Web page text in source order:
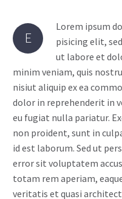
E
Lorem ipsum
pisicing elit,
ut labore et
minim veniam, quis
nisiut aliquip ex ea
dolor in reprehenderit in
eu fugiat nulla pariatur.
non proident, sunt in
id est laborum. Sed ut
error sit voluptatem
totam rem aperiam,
veritatis et quasi